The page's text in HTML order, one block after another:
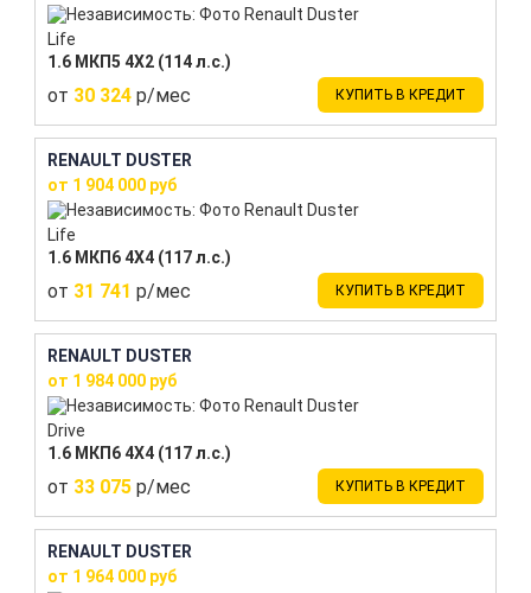
Life
1.6 МКП5 4Х2 (114 л.с.)
от 30 324 р/мес КУПИТЬ В КРЕДИТ
RENAULT DUSTER
от 1 904 000 руб
Life
1.6 МКП6 4Х4 (117 л.с.)
от 31 741 р/мес КУПИТЬ В КРЕДИТ
RENAULT DUSTER
от 1 984 000 руб
Drive
1.6 МКП6 4Х4 (117 л.с.)
от 33 075 р/мес КУПИТЬ В КРЕДИТ
RENAULT DUSTER
от 1 964 000 руб